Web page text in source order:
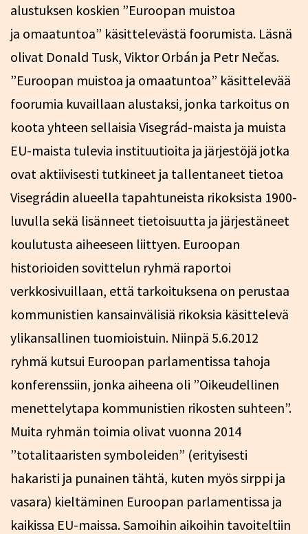
alustuksen koskien ”Euroopan muistoa
ja omaatuntoa” käsittelevästä foorumista. Läsnä
olivat Donald Tusk, Viktor Orbán ja Petr Nečas.
”Euroopan muistoa ja omaatuntoa” käsittelevää
foorumia kuvaillaan alustaksi, jonka tarkoitus on
koota yhteen sellaisia Visegrád-maista ja muista
EU-maista tulevia instituutioita ja järjestöjä jotka
ovat aktiivisesti tutkineet ja tallentaneet tietoa
Visegrádin alueella tapahtuneista rikoksista 1900-
luvulla sekä lisänneet tietoisuutta ja järjestäneet
koulutusta aiheeseen liittyen. Euroopan
historioiden sovittelun ryhmä raportoi
verkkosivuillaan, että tarkoituksena on perustaa
kommunistien kansainvälisiä rikoksia käsittelevä
ylikansallinen tuomioistuin. Niinpä 5.6.2012
ryhmä kutsui Euroopan parlamentissa tahoja
konferenssiin, jonka aiheena oli ”Oikeudellinen
menettelytapa kommunistien rikosten suhteen”.
Muita ryhmän toimia olivat vuonna 2014
”totalitaaristen symboleiden” (erityisesti
hakaristi ja punainen tähtä, kuten myös sirppi ja
vasara) kieltäminen Euroopan parlamentissa ja
kaikissa EU-maissa. Samoihin aikoihin tavoiteltiin